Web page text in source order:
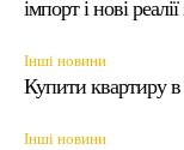
імпорт і нові
Інші новини
Купити квартиру в
Інші новини